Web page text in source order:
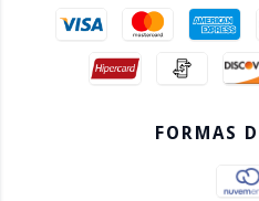
FORMAS